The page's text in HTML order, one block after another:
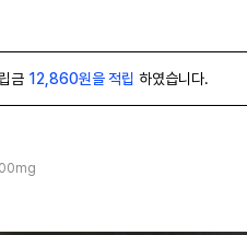
금 12,860원을 적립 하였습니다.